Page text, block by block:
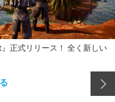
正式リリース！ 全く新しい